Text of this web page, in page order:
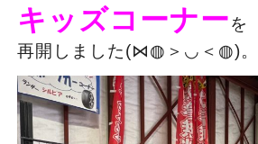
キッズコーナーを
再開しました(⋈◍＞◡＜◍)